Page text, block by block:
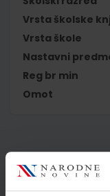
Vrsta školske
Vrsta škole
Nastavni
Reg br min
Omot
Kupci